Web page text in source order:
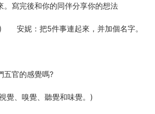
。寫完後和你的同伴分享你的想法
安妮：把5件事連起來，并加個名字。
五官的感覺嗎?
覺、嗅覺、聽覺和味覺。)